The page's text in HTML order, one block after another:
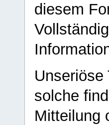
diesem
solche
Mitteilung